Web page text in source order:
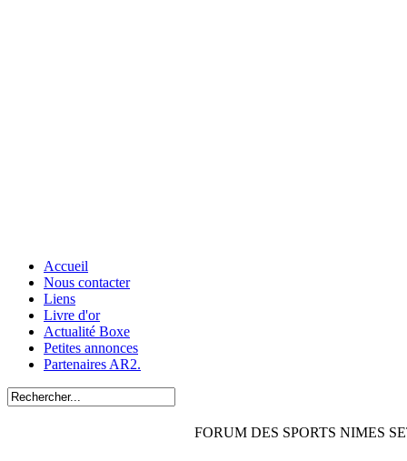
Accueil
Nous contacter
Liens
Livre d'or
Actualité Boxe
Petites annonces
Partenaires AR2.
FORUM DES SPORTS NIMES